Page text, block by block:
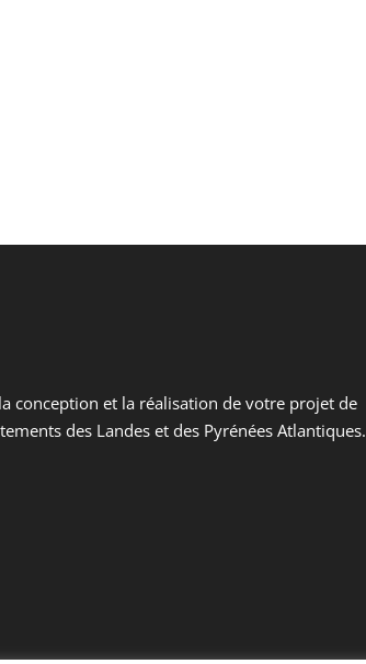
conception et la réalisation de votre projet de
des Landes et des Pyrénées Atlantiques.